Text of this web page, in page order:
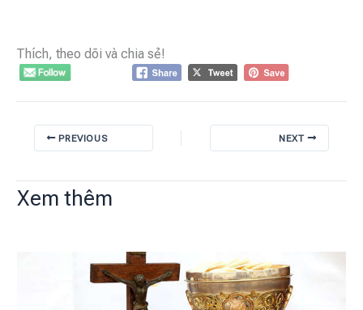
Thích, theo dõi và chia sẻ!
PREVIOUS NEXT
Xem thêm